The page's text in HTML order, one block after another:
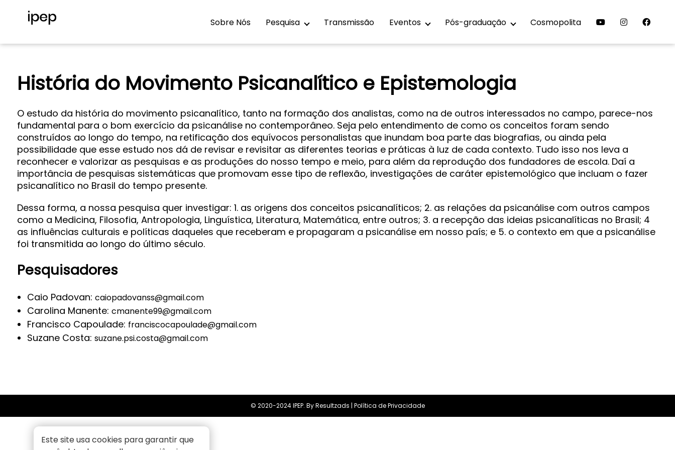
Sobre Nós Pesquisa Transmissão Eventos Pós-graduação Cosmopolita
Este site usa cookies para garantir que
História do Movimento Psicanalítico e Epistemologia
O estudo da história do movimento psicanalítico, tanto na formação dos analistas, como na de outros interessados no campo, parece-nos
fundamental para o bom exercício da psicanálise no contemporâneo. Seja pelo entendimento de como os conceitos foram sendo
construídos ao longo do tempo, na retificação dos equívocos personalistas que inundam boa parte das biografias, ou ainda pela
possibilidade que esse estudo nos dá de revisar e revisitar as diferentes teorias e práticas à luz de cada contexto. Tudo isso nos leva a
reconhecer e valorizar as pesquisas e as produções do nosso tempo e meio, para além da reprodução dos fundadores de escola. Daí a
importância de pesquisas sistemáticas que promovam esse tipo de reflexão, investigações de caráter epistemológico que incluam o fazer
psicanalítico no Brasil do tempo presente.
Dessa forma, a nossa pesquisa quer investigar: 1. as origens dos conceitos psicanalíticos; 2. as relações da psicanálise com outros campos
como a Medicina, Filosofia, Antropologia, Linguística, Literatura, Matemática, entre outros; 3. a recepção das ideias psicanalíticas no Brasil; 4
as influências culturais e políticas daqueles que receberam e propagaram a psicanálise em nosso país; e 5. o contexto em que a psicanálise
foi transmitida ao longo do último século.
Pesquisadores
Caio Padovan: caiopadovanss@gmail.com
Carolina Manente: cmanente99@gmail.com
Francisco Capoulade: franciscocapoulade@gmail.com
Suzane Costa: suzane.psi.costa@gmail.com
© 2020-2024 IPEP. ByResultzads | Política de Privacidade